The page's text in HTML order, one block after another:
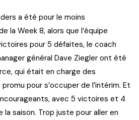
a été pour le moins
la Week 8, alors que l’équipe
pour 5 défaites, le coach
général Dave Ziegler ont été
qui était en charge des
pour s’occuper de l’intérim. Et
avec 5 victoires et 4
saison. Trop juste pour aller en